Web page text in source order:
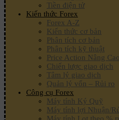
Tiền điện tử
Kiến thức Forex
Forex A-Z
Kiến thức cơ bản
Phân tích cơ bản
Phân tích kỹ thuật
Price Action Nâng Cao
Chiến lược giao dịch
Tâm lý giao dịch
Quản lý vốn – Rủi ro
Công cụ Forex
Máy tính Ký Quỹ
Máy tính lợi Nhuận/